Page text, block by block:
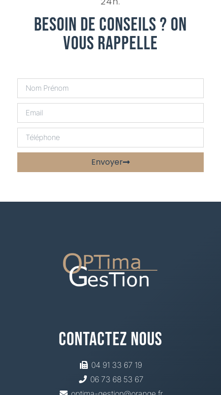
Besoin De Conseils ? On
Vous Rappelle
Envoyer
Contactez Nous
04 91 33 67 19
06 73 68 53 67